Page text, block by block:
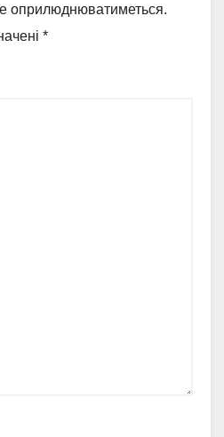
оприлюднюватиметься.
*